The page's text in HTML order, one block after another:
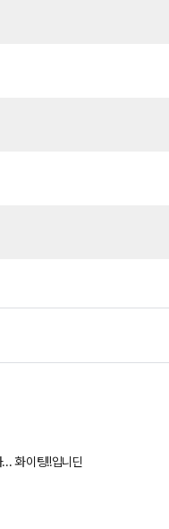
방금 전 가입한 신입입니다. 여러곳 천천히 둘러보려합니다. 겟차... 화이팅!!입니딘